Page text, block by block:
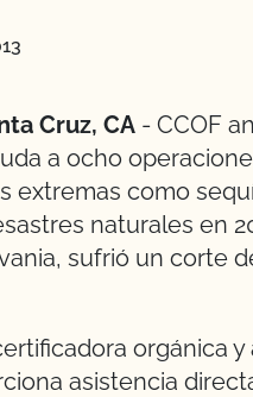
Cruz, CA - CCOF
a ocho
extremas como
naturales en
sufrió un corte
orgánica
asistencia